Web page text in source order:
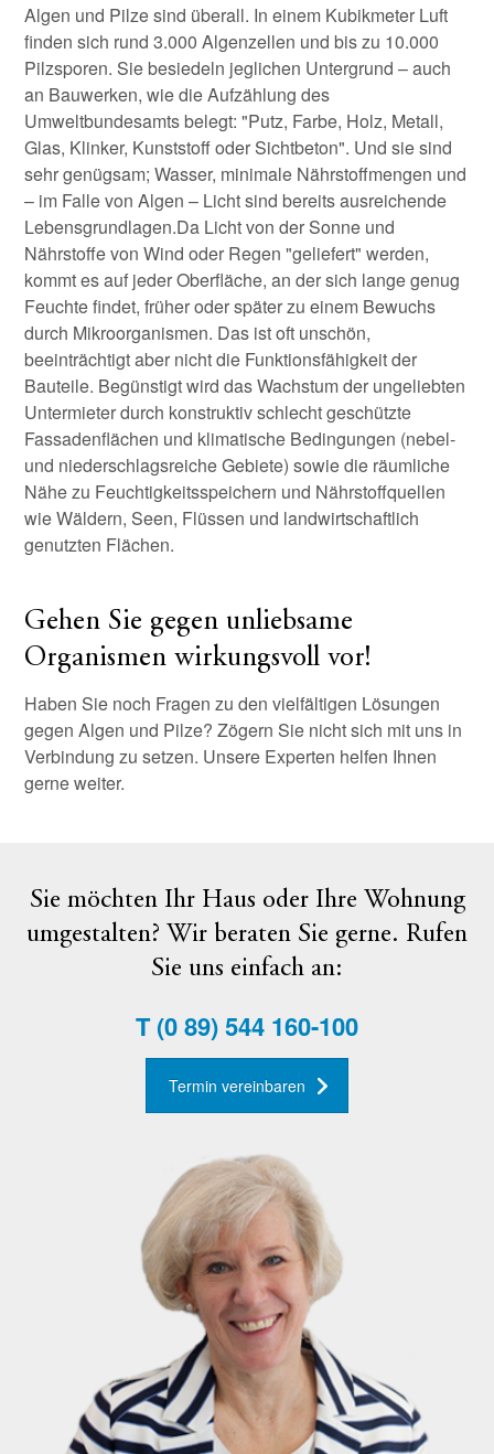
Algen und Pilze sind überall. In einem Kubikmeter Luft
finden sich rund 3.000 Algenzellen und bis zu 10.000
Pilzsporen. Sie besiedeln jeglichen Untergrund – auch
an Bauwerken, wie die Aufzählung des
Umweltbundesamts belegt: "Putz, Farbe, Holz, Metall,
Glas, Klinker, Kunststoff oder Sichtbeton". Und sie sind
sehr genügsam; Wasser, minimale Nährstoffmengen und
– im Falle von Algen – Licht sind bereits ausreichende
Lebensgrundlagen.Da Licht von der Sonne und
Nährstoffe von Wind oder Regen "geliefert" werden,
kommt es auf jeder Oberfläche, an der sich lange genug
Feuchte findet, früher oder später zu einem Bewuchs
durch Mikroorganismen. Das ist oft unschön,
beeinträchtigt aber nicht die Funktionsfähigkeit der
Bauteile. Begünstigt wird das Wachstum der ungeliebten
Untermieter durch konstruktiv schlecht geschützte
Fassadenflächen und klimatische Bedingungen (nebel-
und niederschlagsreiche Gebiete) sowie die räumliche
Nähe zu Feuchtigkeitsspeichern und Nährstoffquellen
wie Wäldern, Seen, Flüssen und landwirtschaftlich
genutzten Flächen.
Gehen Sie gegen unliebsame
Organismen wirkungsvoll vor!
Haben Sie noch Fragen zu den vielfältigen Lösungen
gegen Algen und Pilze? Zögern Sie nicht sich mit uns in
Verbindung zu setzen. Unsere Experten helfen Ihnen
gerne weiter.
Sie möchten Ihr Haus oder Ihre Wohnung
umgestalten? Wir beraten Sie gerne. Rufen
Sie uns einfach an:
T(0 89) 544 160-100
Termin vereinbaren